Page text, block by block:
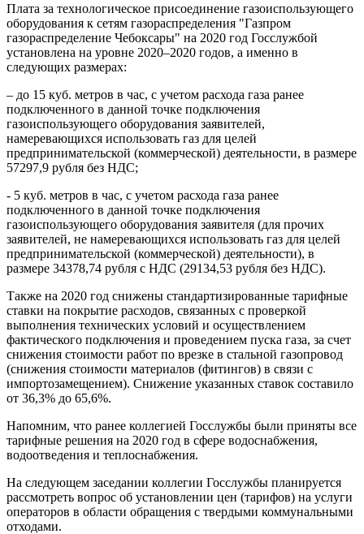
Плата за технологическое присоединение газоиспользующего
оборудования к сетям газораспределения "Газпром
газораспределение Чебоксары" на 2020 год Госслужбой
установлена на уровне 2020–2020 годов, а именно в
следующих размерах:
– до 15 куб. метров в час, с учетом расхода газа ранее
подключенного в данной точке подключения
газоиспользующего оборудования заявителей,
намеревающихся использовать газ для целей
предпринимательской (коммерческой) деятельности, в размере
57297,9 рубля без НДС;
- 5 куб. метров в час, с учетом расхода газа ранее
подключенного в данной точке подключения
газоиспользующего оборудования заявителя (для прочих
заявителей, не намеревающихся использовать газ для целей
предпринимательской (коммерческой) деятельности), в
размере 34378,74 рубля с НДС (29134,53 рубля без НДС).
Также на 2020 год снижены стандартизированные тарифные
ставки на покрытие расходов, связанных с проверкой
выполнения технических условий и осуществлением
фактического подключения и проведением пуска газа, за счет
снижения стоимости работ по врезке в стальной газопровод
(снижения стоимости материалов (фитингов) в связи с
импортозамещением). Снижение указанных ставок составило
от 36,3% до 65,6%.
Напомним, что ранее коллегией Госслужбы были приняты все
тарифные решения на 2020 год в сфере водоснабжения,
водоотведения и теплоснабжения.
На следующем заседании коллегии Госслужбы планируется
рассмотреть вопрос об установлении цен (тарифов) на услуги
операторов в области обращения с твердыми коммунальными
отходами.